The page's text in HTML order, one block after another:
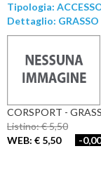
Tipologia:
Dettaglio: GRASSO
CORSPORT -
Listino: € 5,50
WEB: € 5,50
-